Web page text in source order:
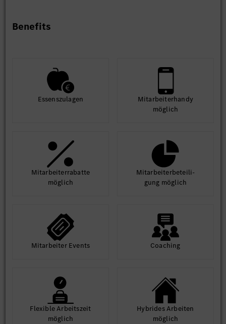
#Lagerlogistik
Benefits
Essens­zulagen
Mit­arbeiter­handy
möglich
Mit­arbeiter­rabatte
möglich
Mit­arbeiter­beteili­
gung möglich
Mit­arbeiter Events Coaching
Flexible Arbeits­zeit
möglich
Hybrides Arbeiten
möglich